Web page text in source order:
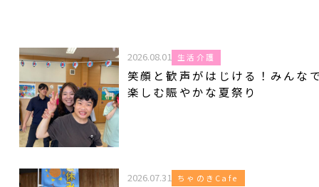
2026.08.01 生活介護
笑顔と歓声がはじける！みんな
楽しむ賑やかな夏祭り
2026.07.31 ちゃのきCafe